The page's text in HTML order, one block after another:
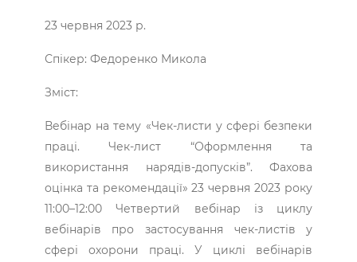
23 червня 2023 р.
Спікер: Федоренко Микола
Зміст:
Вебінар на тему «Чек-листи у сфері безпеки
праці. Чек-лист “Оформлення та
використання нарядів-допусків”. Фахова
оцінка та рекомендації» 23 червня 2023 року
11:00–12:00 Четвертий вебінар із циклу
вебінарів про застосування чек-листів у
сфері охорони праці. У циклі вебінарів